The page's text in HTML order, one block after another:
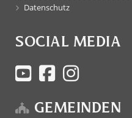
Datenschutz
SOCIAL MEDIA
GEMEINDEN